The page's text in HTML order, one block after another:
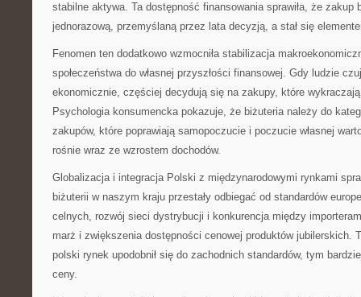
stabilne aktywa. Ta dostępność finansowania sprawiła, że zakup
jednorazową, przemyślaną przez lata decyzją, a stał się
Fenomen ten dodatkowo wzmocniła stabilizacja
społeczeństwa do własnej przyszłości finansowej. Gdy ludzie
ekonomicznie, częściej decydują się na zakupy, które
Psychologia konsumencka pokazuje, że biżuteria należy do
zakupów, które poprawiają samopoczucie i poczucie własnej
rośnie wraz ze wzrostem dochodów.
Globalizacja i integracja Polski z międzynarodowymi rynkami
biżuterii w naszym kraju przestały odbiegać od standardów
celnych, rozwój sieci dystrybucji i konkurencja między
marż i zwiększenia dostępności cenowej produktów jubilerskich.
polski rynek upodobnił się do zachodnich standardów, tym
ceny.